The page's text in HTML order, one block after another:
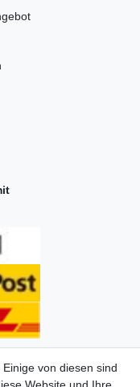
von diesen sind